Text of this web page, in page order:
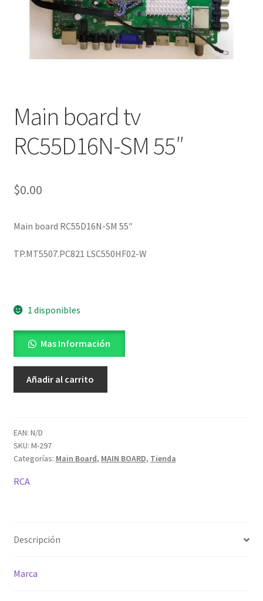
Main board tv
RC55D16N-SM 55″
$0.00
Main board RC55D16N-SM 55″
TP.MT5507.PC821 LSC550HF02-W
1 disponibles
Mas Información
SM
55"
cantidad
Añadir al carrito
EAN: N/D
SKU: M-297
Categorías: Main Board, MAIN BOARD, Tienda
RCA
Descripción
Marca